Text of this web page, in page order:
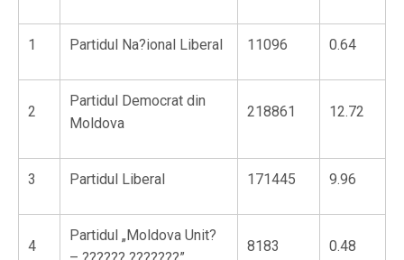
1 Partidul Na?ional Liberal 11096 0.64
2
Partidul Democrat din
Moldova
218861 12.72
3 Partidul Liberal 171445 9.96
4
Partidul „Moldova Unit?
8183 0.48